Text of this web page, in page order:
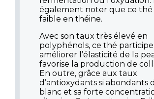
également noter que ce thé
faible en théine.
Avec son taux très élevé en
polyphénols, ce thé participe
améliorer l’élasticité de la
favorise la production de
En outre, grâce aux taux
d’antioxydants si abondants
blanc et sa forte